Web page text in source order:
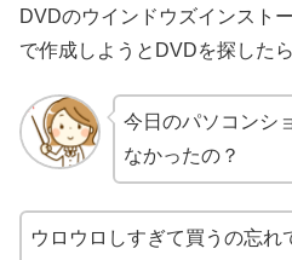
DVDのウインドウズインスト
で作成しようとDVDを探した
今日のパソコンシ
なかったの？
ウロウロしすぎて買うの忘れ